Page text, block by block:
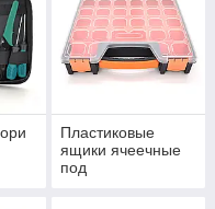
Пластиковые
ящики ячеечные
под